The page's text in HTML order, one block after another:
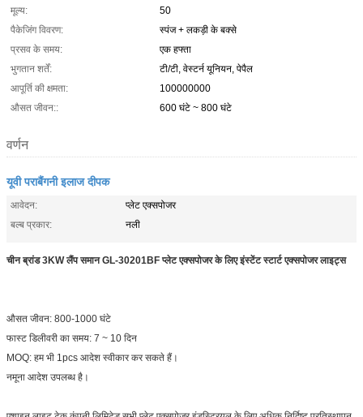
मूल्य:
50
पैकेजिंग विवरण:
स्पंज + लकड़ी के बक्से
प्रसव के समय:
एक हफ्ता
भुगतान शर्तें:
टी/टी, वेस्टर्न यूनियन, पेपैल
आपूर्ति की क्षमता:
100000000
औसत जीवन::
600 घंटे ~ 800 घंटे
वर्णन
यूवी पराबैंगनी इलाज दीपक
आवेदन:
प्लेट एक्सपोजर
बल्ब प्रकार:
नली
चीन ब्रांड 3KW लैंप समान GL-30201BF प्लेट एक्सपोजर के लिए इंस्टेंट स्टार्ट एक्सपोजर लाइट्स
औसत जीवन: 800-1000 घंटे
फास्ट डिलीवरी का समय: 7 ~ 10 दिन
MOQ: हम भी 1pcs आदेश स्वीकार कर सकते हैं।
नमूना आदेश उपलब्ध है।